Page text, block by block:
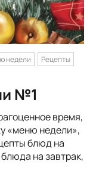
недели
Рецепты
№1
время,
«меню недели»,
блюд на
на завтрак,